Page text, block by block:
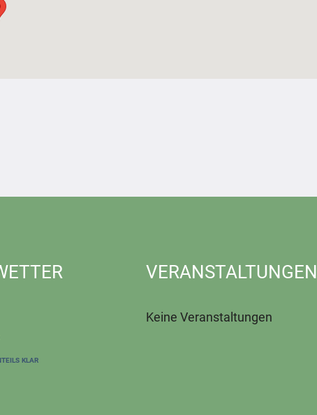
klar
VERANSTALTUNGEN
Keine Veranstaltungen